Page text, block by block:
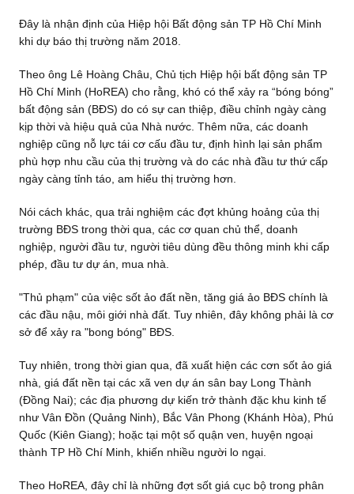
Đây là nhận định của Hiệp hội Bất động sản TP Hồ Chí Minh
khi dự báo thị trường năm 2018.
Theo ông Lê Hoàng Châu, Chủ tịch Hiệp hội bất động sản TP
Hồ Chí Minh (HoREA) cho rằng, khó có thể xảy ra “bóng bóng”
bất động sản (BĐS) do có sự can thiệp, điều chỉnh ngày càng
kịp thời và hiệu quả của Nhà nước. Thêm nữa, các doanh
nghiệp cũng nỗ lực tái cơ cấu đầu tư, định hình lại sản phẩm
phù hợp nhu cầu của thị trường và do các nhà đầu tư thứ cấp
ngày càng tỉnh táo, am hiểu thị trường hơn.
Nói cách khác, qua trải nghiệm các đợt khủng hoảng của thị
trường BĐS trong thời qua, các cơ quan chủ thể, doanh
nghiệp, người đầu tư, người tiêu dùng đều thông minh khi cấp
phép, đầu tư dự án, mua nhà.
"Thủ phạm" của việc sốt ảo đất nền, tăng giá ảo BĐS chính là
các đầu nậu, môi giới nhà đất. Tuy nhiên, đây không phải là cơ
sở để xảy ra "bong bóng" BĐS.
Tuy nhiên, trong thời gian qua, đã xuất hiện các cơn sốt ảo giá
nhà, giá đất nền tại các xã ven dự án sân bay Long Thành
(Đồng Nai); các địa phương dự kiến trở thành đặc khu kinh tế
như Vân Đồn (Quảng Ninh), Bắc Vân Phong (Khánh Hòa), Phú
Quốc (Kiên Giang); hoặc tại một số quận ven, huyện ngoại
thành TP Hồ Chí Minh, khiến nhiều người lo ngại.
Theo HoREA, đây chỉ là những đợt sốt giá cục bộ trong phân